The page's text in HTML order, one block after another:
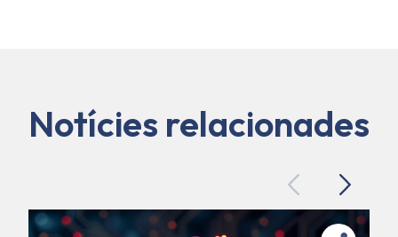
Notícies relacionades
PreviousNext